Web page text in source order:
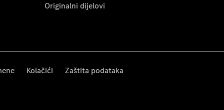
Originalni dijelovi
Kolačići Zaštita podataka